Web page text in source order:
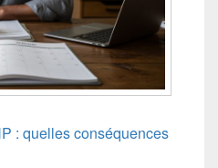
: quelles conséquences